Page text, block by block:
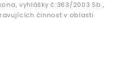
vyhlášky č.363/2003 Sb.,
činnost v oblasti